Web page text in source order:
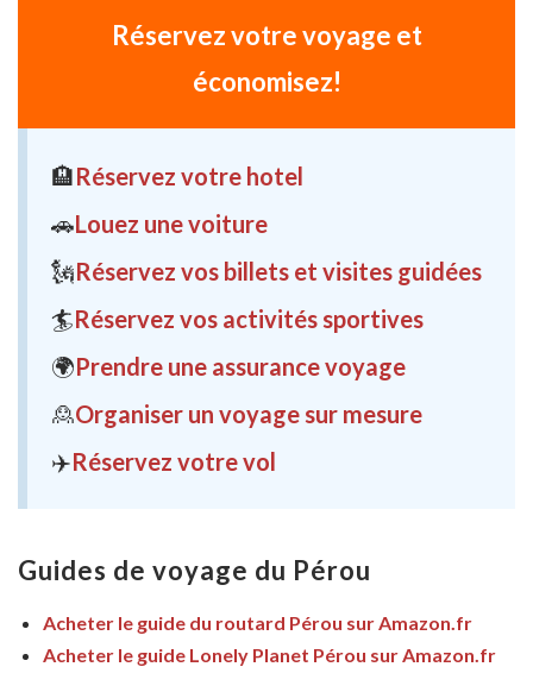
Réservez votre voyage et
économisez!
🏨Réservez votre hotel
🚗Louez une voiture
🗽Réservez vos billets et visites guidées
🏄Réservez vos activités sportives
🌍Prendre une assurance voyage
🙎Organiser un voyage sur mesure
✈️Réservez votre vol
Guides de voyage du Pérou
Acheter le guide du routard Pérou sur Amazon.fr
Acheter le guide Lonely Planet Pérou sur Amazon.fr